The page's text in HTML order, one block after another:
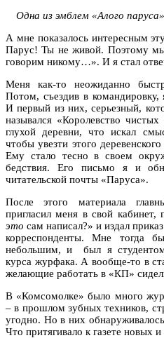
Одна из эмблем «Алого
А мне показалось интересным
Парус! Ты не живой. Поэтому мы
говорим никому…». И я стал
Меня как-то неожиданно
Потом, съездив в командировку,
И первый из них, серьезный,
назывался «Королевство
глухой деревни, что искал
чтобы увезти этого
Ему стало тесно в своем
бедствия. Его письмо я и
читательской почты «Паруса».
После этого материала
пригласил меня в свой
это сам написал?» и издал
корреспонденты. Мне тогда
небольшим, и был я студентом
курса журфака. А вообще-то в
желающие работать в «КП»
В «Комсомолке» было много
– в прошлом зубных техников,
угодно. Но в них
Что притягивало к газете новых